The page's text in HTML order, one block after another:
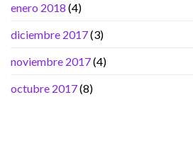
enero 2018 (4)
diciembre 2017(3)
noviembre 2017(4)
octubre 2017(8)